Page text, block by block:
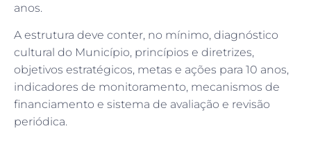
anos.
A estrutura deve conter, no mínimo, diagnóstico
cultural do Município, princípios e diretrizes,
objetivos estratégicos, metas e ações para 10 anos,
indicadores de monitoramento, mecanismos de
financiamento e sistema de avaliação e revisão
periódica.